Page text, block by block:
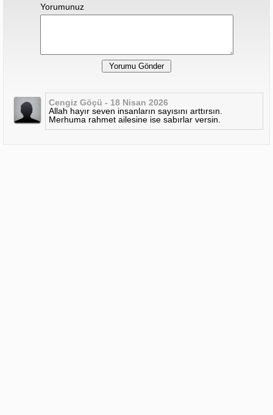
Yorumunuz
Cengiz Göçü - 18 Nisan 2026
Allah hayır seven insanların sayısını arttırsın.
Merhuma rahmet ailesine ise sabırlar versin.